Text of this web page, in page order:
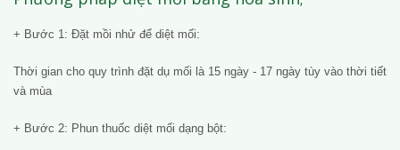
+ Bước 1: Đặt mồi nhử để diệt mối:
Thời gian cho quy trình đặt dụ mối là 15 ngày - 17 ngày tùy vào thời tiết
và mùa
+ Bước 2: Phun thuốc diệt mối dạng bột: